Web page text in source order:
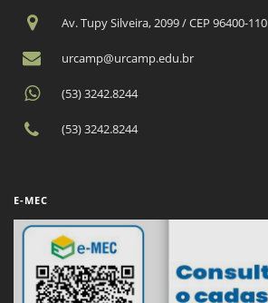
Av. Tupy Silveira, 2099 / CEP 96400-110
urcamp@urcamp.edu.br
(53) 3242.8244
(53) 3242.8244
E-MEC